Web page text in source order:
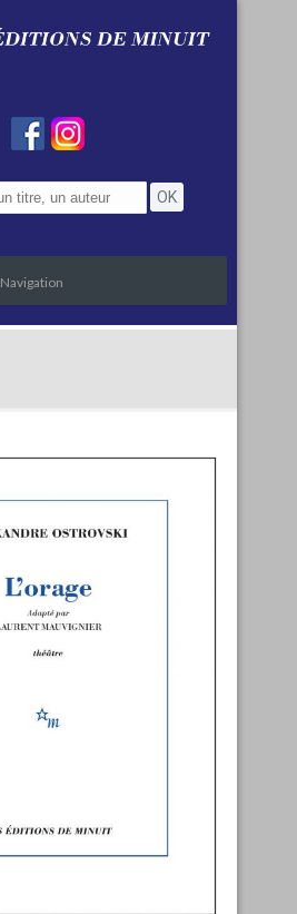
Navigation